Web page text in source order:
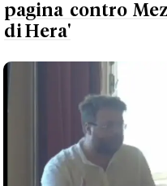
pagina contro
di Hera'